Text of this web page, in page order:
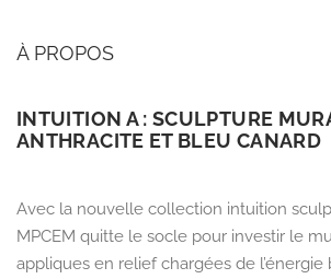
À PROPOS
INTUITION A : SCULPTURE
ANTHRACITE ET BLEU CANARD
Avec la nouvelle collection intuition
MPCEM quitte le socle pour investir le
appliques en relief chargées de l’énergie